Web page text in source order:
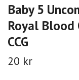
Baby 5
Royal Blood
CCG
20 kr